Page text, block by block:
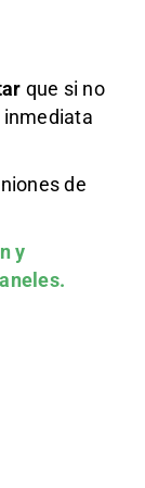
que si no
inmediata
de
y